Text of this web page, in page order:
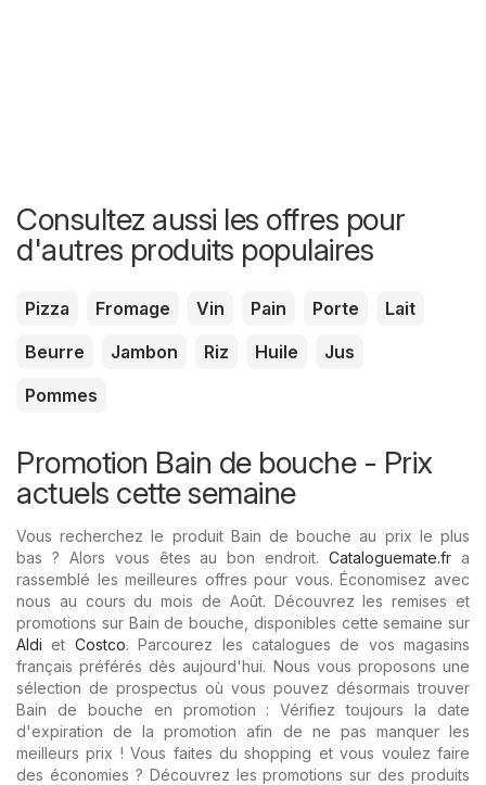
Consultez aussi les offres pour
d'autres produits populaires
Pizza Fromage Vin Pain Porte
Lait
Beurre
Jambon Riz Huile
Jus
Pommes
Promotion Bain de bouche - Prix ​​
actuels cette semaine
Vous recherchez le produit Bain de bouche au prix le plus
bas ? Alors vous êtes au bon endroit.Cataloguemate.fr a
rassemblé les meilleures offres pour vous. Économisez avec
nous au cours du mois de Août. Découvrez les remises et
promotions sur Bain de bouche, disponibles cette semaine sur
Aldi et Costco. Parcourez les catalogues de vos magasins
français préférés dès aujourd'hui. Nous vous proposons une
sélection de prospectus où vous pouvez désormais trouver
Bain de bouche en promotion : Vérifiez toujours la date
d'expiration de la promotion afin de ne pas manquer les
meilleurs prix ! Vous faites du shopping et vous voulez faire
des économies ? Découvrez les promotions sur des produits